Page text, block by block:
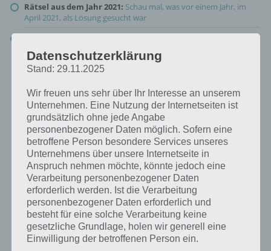
Rätsel aus dem Jahr 2021: Schau mal, was vor einem Jahr, im
April 2021, als Lösung gesucht war
Datenschutzerklärung
Stand: 29.11.2025
Wir freuen uns sehr über Ihr Interesse an unserem
Unternehmen. Eine Nutzung der Internetseiten ist
grundsätzlich ohne jede Angabe
personenbezogener Daten möglich. Sofern eine
betroffene Person besondere Services unseres
Unternehmens über unsere Internetseite in
Anspruch nehmen möchte, könnte jedoch eine
Verarbeitung personenbezogener Daten
erforderlich werden. Ist die Verarbeitung
personenbezogener Daten erforderlich und
besteht für eine solche Verarbeitung keine
gesetzliche Grundlage, holen wir generell eine
Einwilligung der betroffenen Person ein.